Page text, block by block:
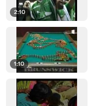
2:10
1:10